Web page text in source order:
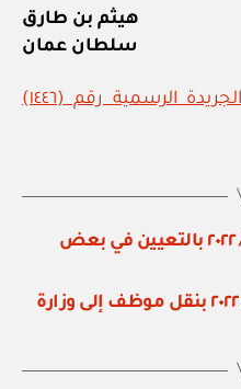
هيثم بن طارق
سلطان عمان
عدد الجريدة الرسمية رقم (١٤٤٦)
مرسوم سلطاني رقم ٤٣ / ٢٠٢٢ بالتعيين في بعض
مرسوم سلطاني رقم ٤٥ / ٢٠٢٢ بنقل موظف إلى وزارة